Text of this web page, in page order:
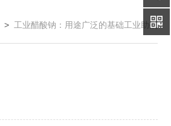
> 工业醋酸钠：用途广泛的基础工业助剂